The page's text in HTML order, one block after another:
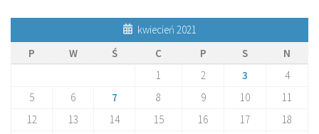
kwiecień 2021
P
W Ś C P S
N
1
2 3
4
5
6 7 8 9 10
11
12
13 14 15 16 17
18